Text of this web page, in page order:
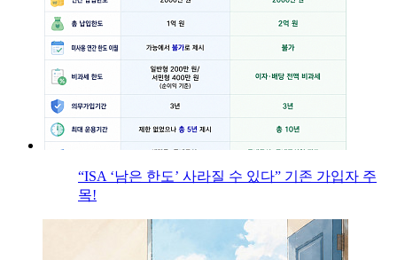
“ISA ‘남은 한도’ 사라질 수 있다” 기존 가입자 주
목!